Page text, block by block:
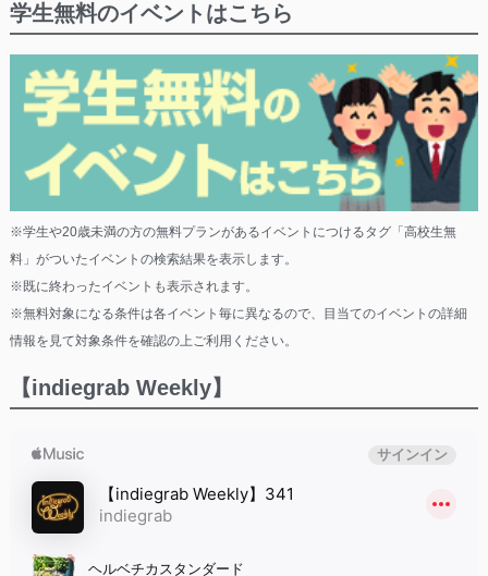
学生無料のイベントはこちら
※学生や20歳未満の方の無料プランがあるイベントにつけるタグ「高校生無
料」がついたイベントの検索結果を表示します。
※既に終わったイベントも表示されます。
※無料対象になる条件は各イベント毎に異なるので、目当てのイベントの詳細
情報を見て対象条件を確認の上ご利用ください。
【indiegrab Weekly】